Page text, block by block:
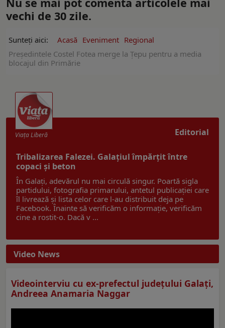
vechi de 30 zile.
Sunteți aici: Acasă Eveniment Regional
Preşedintele Costel Fotea merge la Țepu pentru a media
blocajul din Primărie
Editorial
Viaţa Liberă
Tribalizarea Falezei. Galațiul împărțit între
copaci și beton
În Galați, adevărul nu mai circulă singur. Poartă sigla
partidului, fotografia primarului, antetul publicației care
îl livrează și lista celor care l-au distribuit deja pe
Facebook. Înainte să verificăm o informație, verificăm
cine a rostit-o. Dacă v ...
Video News
Videointerviu cu ex-prefectul judeţului Galaţi,
Andreea Anamaria Naggar